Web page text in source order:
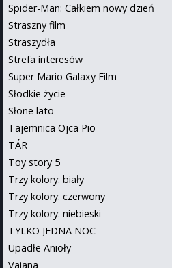
Spider-Man: Całkiem nowy dzień
Straszny film
Straszydła
Strefa interesów
Super Mario Galaxy Film
Słodkie życie
Słone lato
Tajemnica Ojca Pio
TÁR
Toy story 5
Trzy kolory: biały
Trzy kolory: czerwony
Trzy kolory: niebieski
TYLKO JEDNA NOC
Upadłe Anioły
Vaiana